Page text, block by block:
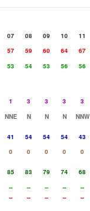
07 08 09 10 11
57 59 60 64 67
53 54 53 56 56
1 3 3 3 3
NNE N N N NNW
41 54 54 54 43
0 0 0 0 0
85 83 79 74 68
-- -- -- -- --
-- -- -- -- --